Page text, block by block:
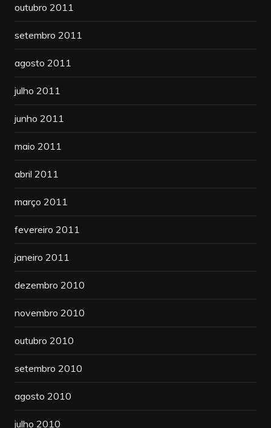
outubro 2011
setembro 2011
agosto 2011
julho 2011
junho 2011
maio 2011
abril 2011
março 2011
fevereiro 2011
janeiro 2011
dezembro 2010
novembro 2010
outubro 2010
setembro 2010
agosto 2010
julho 2010